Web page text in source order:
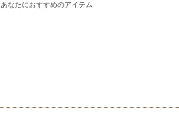
あなたにおすすめのアイテム